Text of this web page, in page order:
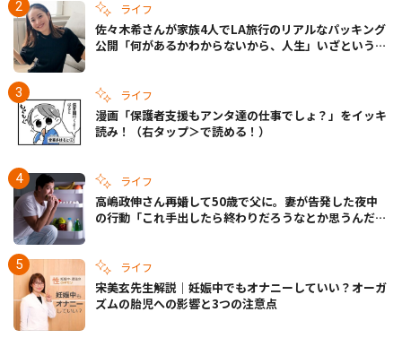
ライフ
佐々木希さんが家族4人でLA旅行のリアルなパッキング
公開「何があるかわからないから、人生」いざというと
ライフ
漫画「保護者支援もアンタ達の仕事でしょ？」をイッキ
読み！（右タップ＞で読める！）
ライフ
高嶋政伸さん再婚して50歳で父に。妻が告発した夜中
の行動「これ手出したら終わりだろうなとか思うんだけ
ライフ
宋美玄先生解説｜妊娠中でもオナニーしていい？オーガ
ズムの胎児への影響と3つの注意点